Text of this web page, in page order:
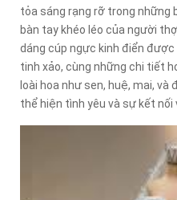
tỏa sáng rạng rỡ trong những
bàn tay khéo léo của người
dáng cúp ngực kinh điển
tinh xảo, cùng những chi tiết
loài hoa như sen, huệ, mai,
thể hiện tình yêu và sự kết nối